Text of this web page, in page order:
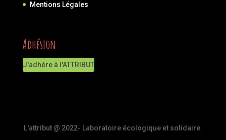
Mentions Légales
Adhésion
J'adhère à l'ATTRIBUT
L'attribut @ 2022- Laboratoire écologique et solidaire.